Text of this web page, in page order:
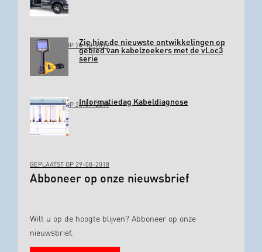
GEPLAATST OP 24-10-2019Zie hier de nieuwste ontwikkelingen op
gebied van kabelzoekers met de vLoc3
serie
GEPLAATST OP 24-01-2019Informatiedag Kabeldiagnose
GEPLAATST OP 29-08-2018
Abboneer op onze nieuwsbrief
Wilt u op de hoogte blijven? Abboneer op onze
nieuwsbrief.